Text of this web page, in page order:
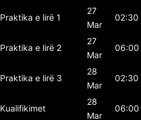
Praktika e lirë 1
27
Mar
02:30
Praktika e lirë 2
27
Mar
06:00
Praktika e lirë 3
28
Mar
02:30
Kualifikimet
28
Mar
06:00